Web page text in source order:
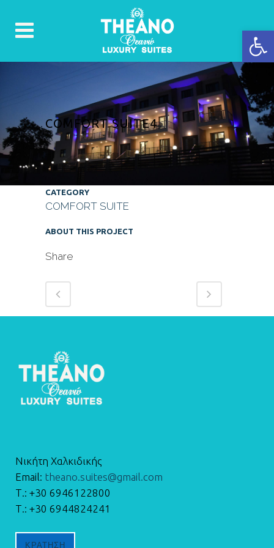
COMFORT SUITE4
CATEGORY
COMFORT SUITE
ABOUT THIS PROJECT
Share
Νικήτη Χαλκιδικής
Email: theano.suites@gmail.com
Τ.: +30 6946122800
Τ.: +30 6944824241
ΚΡΑΤΗΣΗ